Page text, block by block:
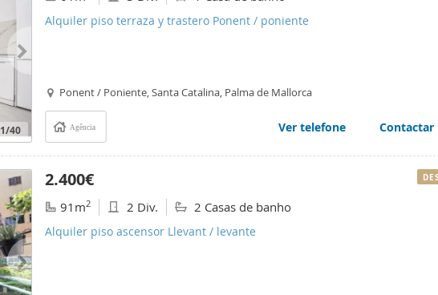
1/40
Alquiler piso terraza y trastero Ponent / poniente
Ponent / Poniente, Santa Catalina, Palma de Mallorca
Agência Ver telefone Contactar
2.400€
91m2 2 Div. 2 Casas de banho
Alquiler piso ascensor Llevant / levante